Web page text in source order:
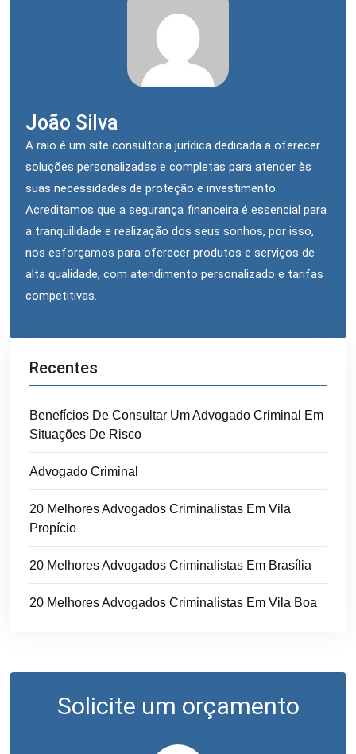
João Silva
A raio é um site consultoria jurídica dedicada a oferecer
soluções personalizadas e completas para atender às
suas necessidades de proteção e investimento.
Acreditamos que a segurança financeira é essencial para
a tranquilidade e realização dos seus sonhos, por isso,
nos esforçamos para oferecer produtos e serviços de
alta qualidade, com atendimento personalizado e tarifas
competitivas.
Recentes
Benefícios De Consultar Um Advogado Criminal Em
Situações De Risco
Advogado Criminal
20 Melhores Advogados Criminalistas Em Vila
Propício
20 Melhores Advogados Criminalistas Em Brasília
20 Melhores Advogados Criminalistas Em Vila Boa
Solicite um orçamento